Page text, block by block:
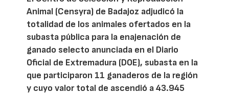
Animal (Censyra) de Badajoz adjudicó la
totalidad de los animales ofertados en la
subasta pública para la enajenación de
ganado selecto anunciada en el Diario
Oficial de Extremadura (DOE), subasta en la
que participaron 11 ganaderos de la región
y cuyo valor total de ascendió a 43.945